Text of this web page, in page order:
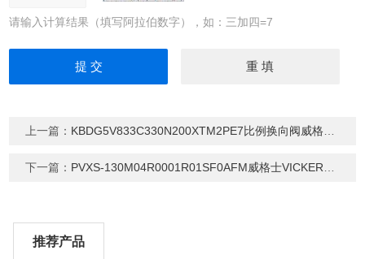
请输入计算结果（填写阿拉伯数字），如：三加四=7
上一篇： KBDG5V833C330N200XTM2PE7比例换向阀威格士VICKERS
下一篇： PVXS-130M04R0001R01SF0AFM威格士VICKERS高压柱塞泵PVXS
推荐产品